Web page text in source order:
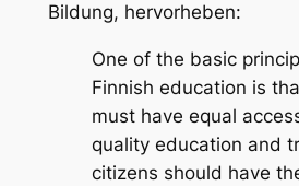
Bildung, hervorheben:
One of the basic
Finnish education is
must have equal
quality education and
citizens should have